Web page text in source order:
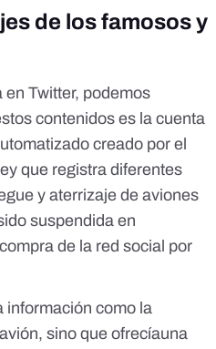
de los famosos y
Twitter, podemos
contenidos es la cuenta
creado por el
que registra diferentes
y aterrizaje de aviones
suspendida en
de la red social por
información como la
sino que ofrecíauna